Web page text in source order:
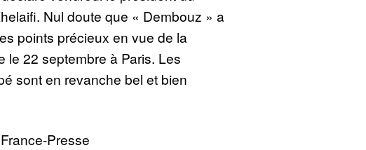
Nul doute que « Dembouz » a
points précieux en vue de la
le 22 septembre à Paris. Les
sont en revanche bel et bien
Presse